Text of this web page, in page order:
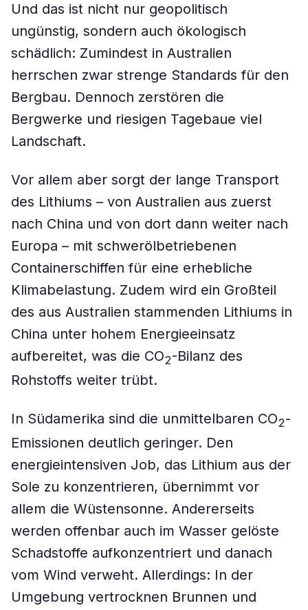
Und das ist nicht nur geopolitisch
ungünstig, sondern auch ökologisch
schädlich: Zumindest in Australien
herrschen zwar strenge Standards für den
Bergbau. Dennoch zerstören die
Bergwerke und riesigen Tagebaue viel
Landschaft.
Vor allem aber sorgt der lange Transport
des Lithiums – von Australien aus zuerst
nach China und von dort dann weiter nach
Europa – mit schwerölbetriebenen
Containerschiffen für eine erhebliche
Klimabelastung. Zudem wird ein Großteil
des aus Australien stammenden Lithiums in
China unter hohem Energieeinsatz
aufbereitet, was die CO2-Bilanz des
Rohstoffs weiter trübt.
In Südamerika sind die unmittelbaren CO2-
Emissionen deutlich geringer. Den
energieintensiven Job, das Lithium aus der
Sole zu konzentrieren, übernimmt vor
allem die Wüstensonne. Andererseits
werden offenbar auch im Wasser gelöste
Schadstoffe aufkonzentriert und danach
vom Wind verweht. Allerdings: In der
Umgebung vertrocknen Brunnen und